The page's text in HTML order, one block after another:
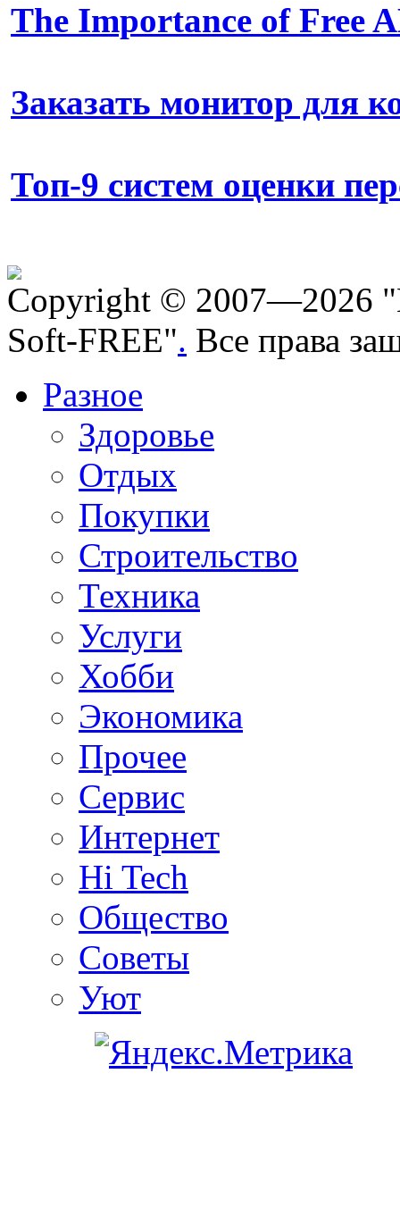
The Importance of Free
Заказать монитор для
Топ-9 систем оценки
Copyright © 2007—2026
Soft-FREE". Все права
Разное
Здоровье
Отдых
Покупки
Строительство
Техника
Услуги
Хобби
Экономика
Прочее
Сервис
Интернет
Hi Tech
Общество
Советы
Уют